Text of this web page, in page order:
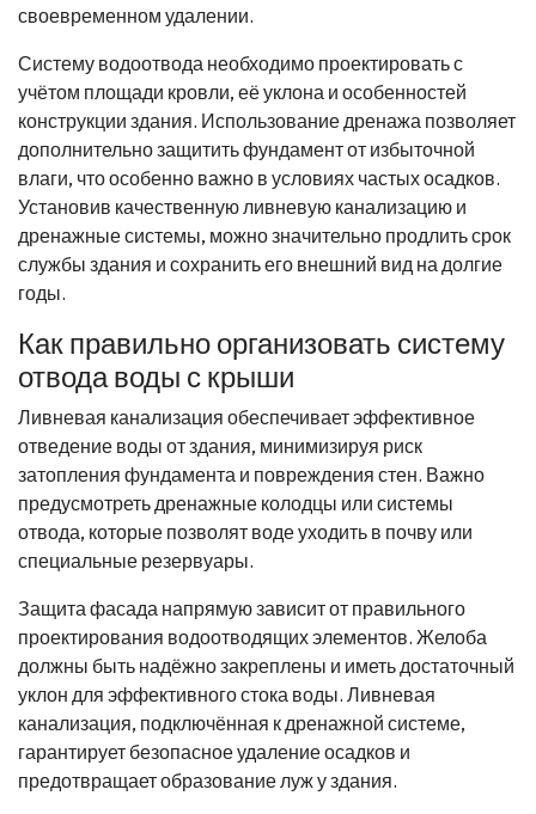
своевременном удалении.
Систему водоотвода необходимо проектировать с
учётом площади кровли, её уклона и особенностей
конструкции здания. Использование дренажа позволяет
дополнительно защитить фундамент от избыточной
влаги, что особенно важно в условиях частых осадков.
Установив качественную ливневую канализацию и
дренажные системы, можно значительно продлить срок
службы здания и сохранить его внешний вид на долгие
годы.
Как правильно организовать систему
отвода воды с крыши
Ливневая канализация обеспечивает эффективное
отведение воды от здания, минимизируя риск
затопления фундамента и повреждения стен. Важно
предусмотреть дренажные колодцы или системы
отвода, которые позволят воде уходить в почву или
специальные резервуары.
Защита фасада напрямую зависит от правильного
проектирования водоотводящих элементов. Желоба
должны быть надёжно закреплены и иметь достаточный
уклон для эффективного стока воды. Ливневая
канализация, подключённая к дренажной системе,
гарантирует безопасное удаление осадков и
предотвращает образование луж у здания.